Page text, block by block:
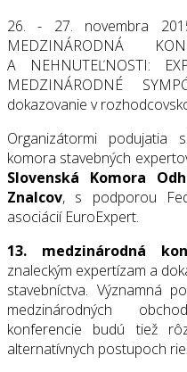
26. - 27. novembra
МЕDZINÁRODNÁ
A NEHNUTEĽNOSTI:
МЕDZINÁRODNÉ
dokazovanie v
Organizátormi podujatia
komora stavebných
Slovenská Komora
Znalcov, s podporou
asociácií EuroExpert.
13. medzinárodná
znaleckým expertízam a
stavebníctva. Významná
medzinárodných
konferencie budú tiež
alternatívnych postupoch